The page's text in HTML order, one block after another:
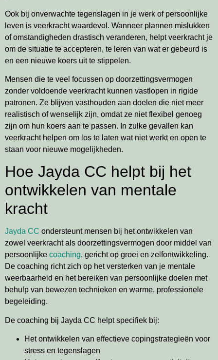
Ook bij onverwachte tegenslagen in je werk of persoonlijke
leven is veerkracht waardevol. Wanneer plannen mislukken
of omstandigheden drastisch veranderen, helpt veerkracht je
om de situatie te accepteren, te leren van wat er gebeurd is
en een nieuwe koers uit te stippelen.
Mensen die te veel focussen op doorzettingsvermogen
zonder voldoende veerkracht kunnen vastlopen in rigide
patronen. Ze blijven vasthouden aan doelen die niet meer
realistisch of wenselijk zijn, omdat ze niet flexibel genoeg
zijn om hun koers aan te passen. In zulke gevallen kan
veerkracht helpen om los te laten wat niet werkt en open te
staan voor nieuwe mogelijkheden.
Hoe Jayda CC helpt bij het
ontwikkelen van mentale
kracht
Jayda CC ondersteunt mensen bij het ontwikkelen van
zowel veerkracht als doorzettingsvermogen door middel van
persoonlijke coaching, gericht op groei en zelfontwikkeling.
De coaching richt zich op het versterken van je mentale
weerbaarheid en het bereiken van persoonlijke doelen met
behulp van bewezen technieken en warme, professionele
begeleiding.
De coaching bij Jayda CC helpt specifiek bij:
Het ontwikkelen van effectieve copingstrategieën voor
stress en tegenslagen